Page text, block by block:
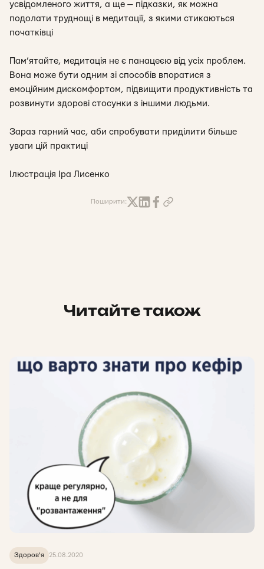
усвідомленого життя, а ще — підказки, як можна
подолати труднощі в медитації, з якими стикаються
початківці
Пам’ятайте, медитація не є панацеєю від усіх проблем.
Вона може бути одним зі способів впоратися з
емоційним дискомфортом, підвищити продуктивність та
розвинути здорові стосунки з іншими людьми.
Зараз гарний час, аби спробувати приділити більше
уваги цій практиці
Ілюстрація Іра Лисенко
Поширити:
Читайте також
Здоров'я 25.08.2020